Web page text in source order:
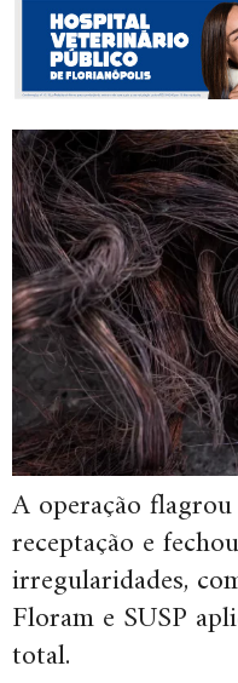
A operação
receptação e
irregularidades,
Floram e SUSP
total.